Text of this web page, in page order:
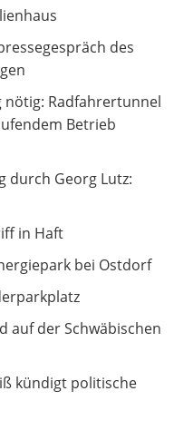
des
durch
gereinigt
nötig: Radfahrertunnel
Betrieb
Green Fence
durch Georg Lutz:
in Haft
Ostdorf
bei Ostdorf
Alb
auf der Schwäbischen
Auszeit an
kündigt politische